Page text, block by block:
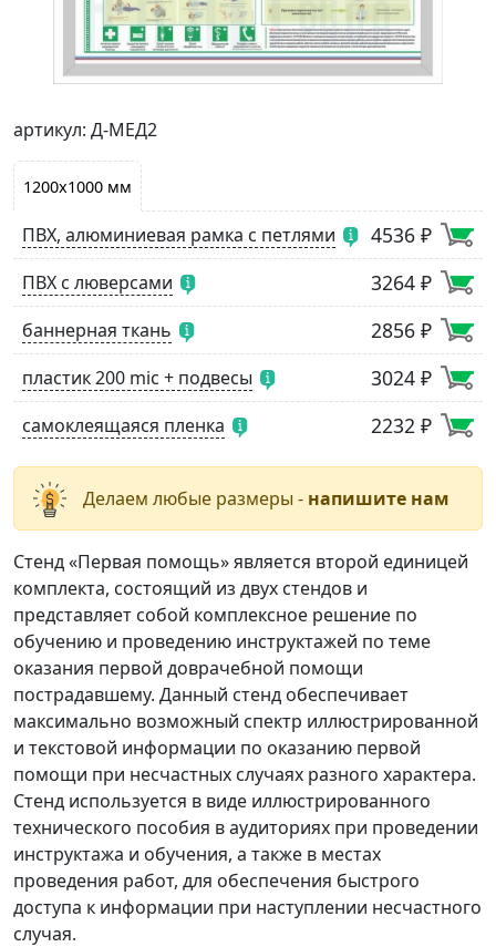
артикул: Д-МЕД2
1200х1000 мм
ПВХ, алюминиевая рамка с петлями 4536 ₽
ПВХ с люверсами 3264 ₽
баннерная ткань 2856 ₽
пластик 200 mic + подвесы 3024 ₽
самоклеящаяся пленка 2232 ₽
Делаем любые размеры - напишите нам
Стенд «Первая помощь» является второй единицей
комплекта, состоящий из двух стендов и
представляет собой комплексное решение по
обучению и проведению инструктажей по теме
оказания первой доврачебной помощи
пострадавшему. Данный стенд обеспечивает
максимально возможный спектр иллюстрированной
и текстовой информации по оказанию первой
помощи при несчастных случаях разного характера.
Стенд используется в виде иллюстрированного
технического пособия в аудиториях при проведении
инструктажа и обучения, а также в местах
проведения работ, для обеспечения быстрого
доступа к информации при наступлении несчастного
случая.